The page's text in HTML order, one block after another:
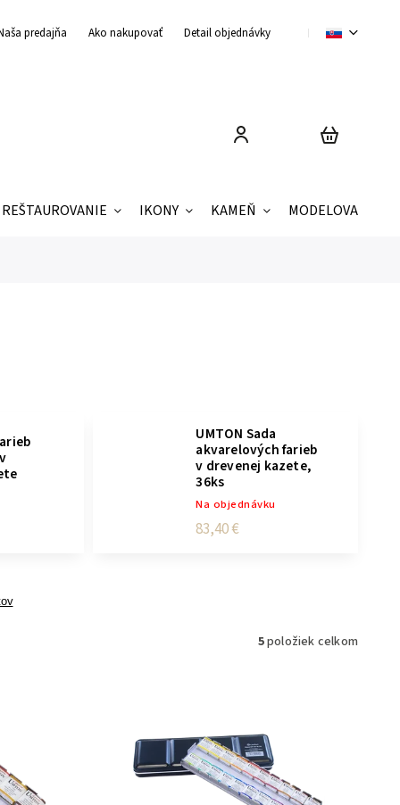
predajňa Ako nakupovať Detail objednávky Obchodné podmienky
REŠTAUROVANIE IKONY KAMEŇ MODELOVANIE
UMTON Sada
akvarelových farieb
v drevenej kazete,
36ks
Na objednávku
83,40 €
5položiek celkom